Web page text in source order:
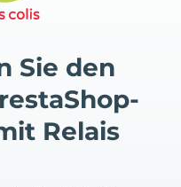
Sie den
Relais